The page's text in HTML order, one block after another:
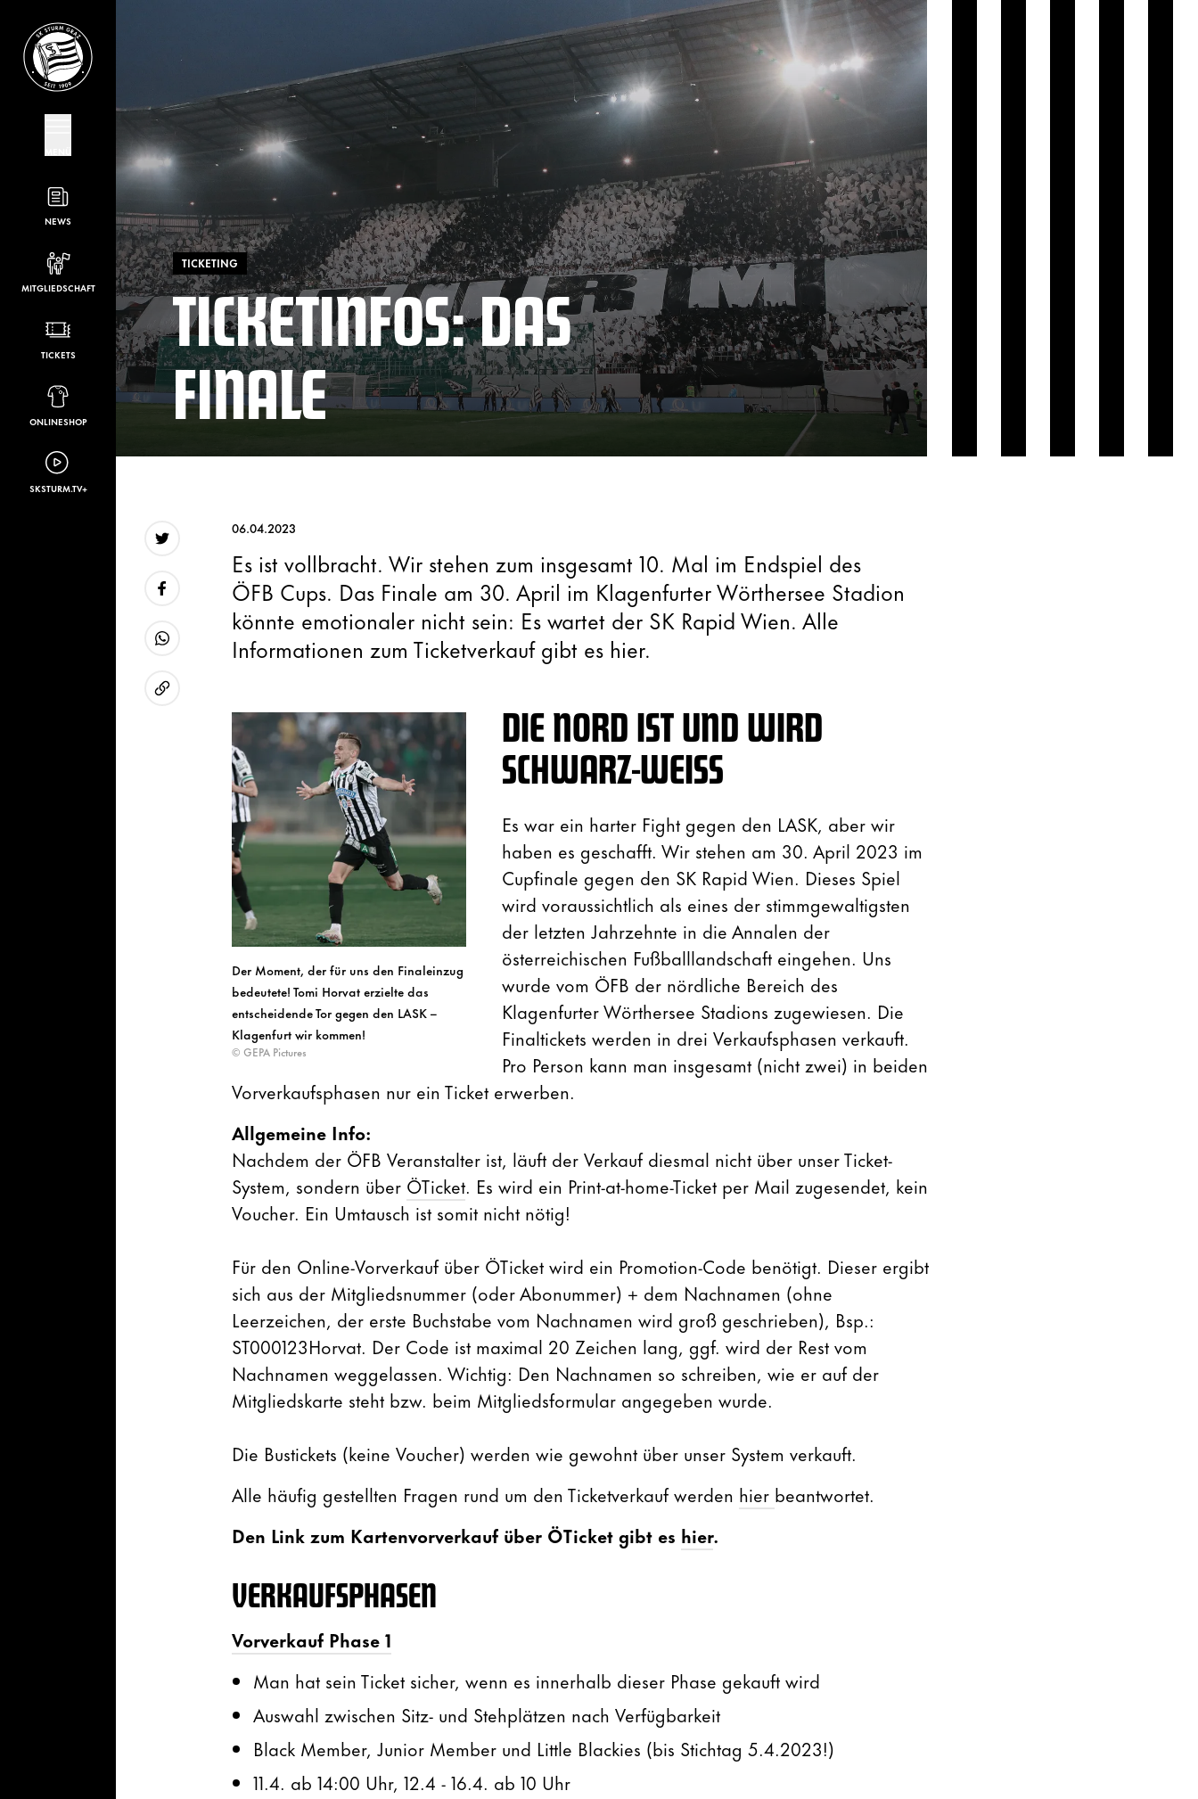
NEWS
MITGLIEDSCHAFT
TICKETS
ONLINESHOP
SKSTURM.TV+
TICKETING
TICKETINFOS: DAS
FINALE
URL kopieren
06.04.2023
Es ist vollbracht. Wir stehen zum insgesamt 10. Mal im Endspiel des
ÖFB Cups. Das Finale am 30. April im Klagenfurter Wörthersee Stadion
könnte emotionaler nicht sein: Es wartet der SK Rapid Wien. Alle
Informationen zum Ticketverkauf gibt es hier.
Der Moment, der für uns den Finaleinzug
bedeutete! Tomi Horvat erzielte das
entscheidende Tor gegen den LASK –
Klagenfurt wir kommen!
© GEPA Pictures
DIE NORD IST UND WIRD
SCHWARZ-WEISS
Es war ein harter Fight gegen den LASK, aber wir
haben es geschafft. Wir stehen am 30. April 2023 im
Cupfinale gegen den SK Rapid Wien. Dieses Spiel
wird voraussichtlich als eines der stimmgewaltigsten
der letzten Jahrzehnte in die Annalen der
österreichischen Fußballlandschaft eingehen. Uns
wurde vom ÖFB der nördliche Bereich des
Klagenfurter Wörthersee Stadions zugewiesen. Die
Finaltickets werden in drei Verkaufsphasen verkauft.
Pro Person kann man insgesamt (nicht zwei) in beiden
Vorverkaufsphasen nur ein Ticket erwerben.
Allgemeine Info:
Nachdem der ÖFB Veranstalter ist, läuft der Verkauf diesmal nicht über unser Ticket-
System, sondern über ÖTicket. Es wird ein Print-at-home-Ticket per Mail zugesendet, kein
Voucher. Ein Umtausch ist somit nicht nötig!
Für den Online-Vorverkauf über ÖTicket wird ein Promotion-Code benötigt. Dieser ergibt
sich aus der Mitgliedsnummer (oder Abonummer) + dem Nachnamen (ohne
Leerzeichen, der erste Buchstabe vom Nachnamen wird groß geschrieben), Bsp.:
ST000123Horvat. Der Code ist maximal 20 Zeichen lang, ggf. wird der Rest vom
Nachnamen weggelassen. Wichtig: Den Nachnamen so schreiben, wie er auf der
Mitgliedskarte steht bzw. beim Mitgliedsformular angegeben wurde.
Die Bustickets (keine Voucher) werden wie gewohnt über unser System verkauft.
Alle häufig gestellten Fragen rund um den Ticketverkauf werden hier beantwortet.
Den Link zum Kartenvorverkauf über ÖTicket gibt es hier.
VERKAUFSPHASEN
Vorverkauf Phase 1
Man hat sein Ticket sicher, wenn es innerhalb dieser Phase gekauft wird
Auswahl zwischen Sitz- und Stehplätzen nach Verfügbarkeit
Black Member, Junior Member und Little Blackies (bis Stichtag 5.4.2023!)
11.4. ab 14:00 Uhr, 12.4 - 16.4. ab 10 Uhr